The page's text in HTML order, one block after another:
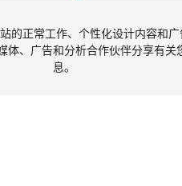
版权所有 ©
的正常工作、个性化设计内容和
体、广告和分析合作伙伴分享有关
息。